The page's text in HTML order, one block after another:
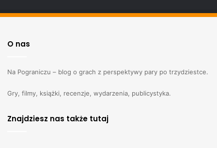
O nas
Na Pograniczu – blog o grach z perspektywy pary po trzydziestce.
Gry, filmy, książki, recenzje, wydarzenia, publicystyka.
Znajdziesz nas także tutaj